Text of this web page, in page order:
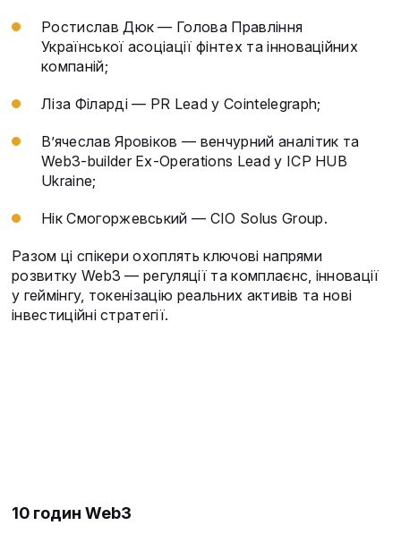
Ростислав Дюк — Голова Правління
Української асоціації фінтех та інноваційних
компаній;
Ліза Філарді — PR Lead у Cointelegraph;
В’ячеслав Яровіков — венчурний аналітик та
Web3-builder Ex-Operations Lead у ICP HUB
Ukraine;
Нік Смогоржевський — CIO Solus Group.
Разом ці спікери охоплять ключові напрями
розвитку Web3 — регуляції та комплаєнс, інновації
у геймінгу, токенізацію реальних активів та нові
інвестиційні стратегії.
10 годин Web3